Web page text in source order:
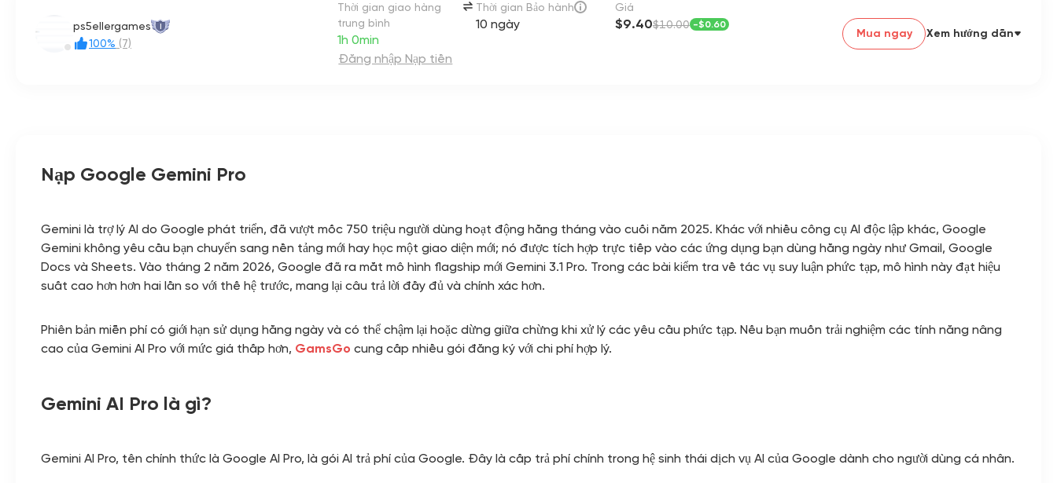
ps5ellergames I
100% (7)
Thời gian giao hàng
trung bình
1h 0min
Đăng nhập Nạp tiền
Thời gian Bảo hành
10 ngày
Giá
$9.40$10.00 -$0.60
Mua ngay Xem hướng dẫn
Nạp Google Gemini Pro
Gemini là trợ lý AI do Google phát triển, đã vượt mốc 750 triệu người dùng hoạt động hằng tháng vào cuối năm 2025. Khác với nhiều công cụ AI độc lập khác, Google
Gemini không yêu cầu bạn chuyển sang nền tảng mới hay học một giao diện mới; nó được tích hợp trực tiếp vào các ứng dụng bạn dùng hằng ngày như Gmail, Google
Docs và Sheets. Vào tháng 2 năm 2026, Google đã ra mắt mô hình flagship mới Gemini 3.1 Pro. Trong các bài kiểm tra về tác vụ suy luận phức tạp, mô hình này đạt hiệu
suất cao hơn hơn hai lần so với thế hệ trước, mang lại câu trả lời đầy đủ và chính xác hơn.
Phiên bản miễn phí có giới hạn sử dụng hằng ngày và có thể chậm lại hoặc dừng giữa chừng khi xử lý các yêu cầu phức tạp. Nếu bạn muốn trải nghiệm các tính năng nâng
cao của Gemini AI Pro với mức giá thấp hơn, GamsGo cung cấp nhiều gói đăng ký với chi phí hợp lý.
Gemini AI Pro là gì?
Gemini AI Pro, tên chính thức là Google AI Pro, là gói AI trả phí của Google. Đây là cấp trả phí chính trong hệ sinh thái dịch vụ AI của Google dành cho người dùng cá nhân.